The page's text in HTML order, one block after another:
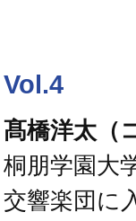
Vol.4
髙橋洋太（
桐朋学園大
交響楽団に